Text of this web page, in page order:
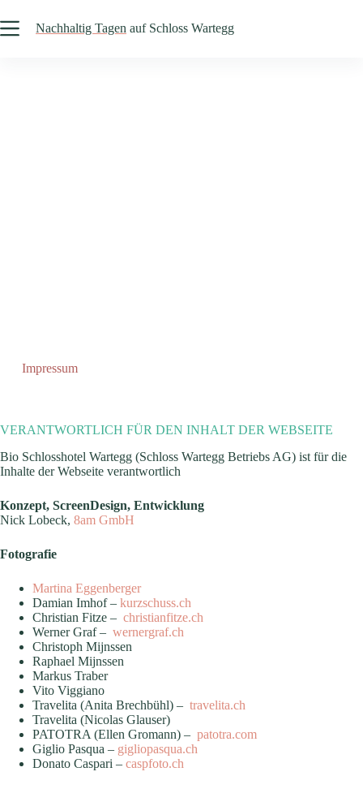
Inhalt
springen
Nachhaltig Tagen auf Schloss Wartegg
Impressum
VERANTWORTLICH FÜR DEN INHALT DER WEBSEITE
Bio Schlosshotel Wartegg (Schloss Wartegg Betriebs AG) ist für die
Inhalte der Webseite verantwortlich
Konzept, ScreenDesign, Entwicklung
Nick Lobeck, 8am GmbH
Fotografie
Martina Eggenberger
Damian Imhof – kurzschuss.ch
Christian Fitze – christianfitze.ch
Werner Graf – wernergraf.ch
Christoph Mijnssen
Raphael Mijnssen
Markus Traber
Vito Viggiano
Travelita (Anita Brechbühl) – travelita.ch
Travelita (Nicolas Glauser)
PATOTRA (Ellen Gromann) – patotra.com
Giglio Pasqua – gigliopasqua.ch
Donato Caspari – caspfoto.ch